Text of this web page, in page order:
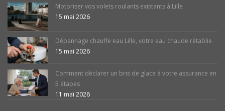
Motoriser vos volets roulants existants à Lille
15 mai 2026
Dépannage chauffe eau Lille, votre eau chaude rétablie
15 mai 2026
Comment déclarer un bris de glace à votre assurance en
5 étapes
11 mai 2026